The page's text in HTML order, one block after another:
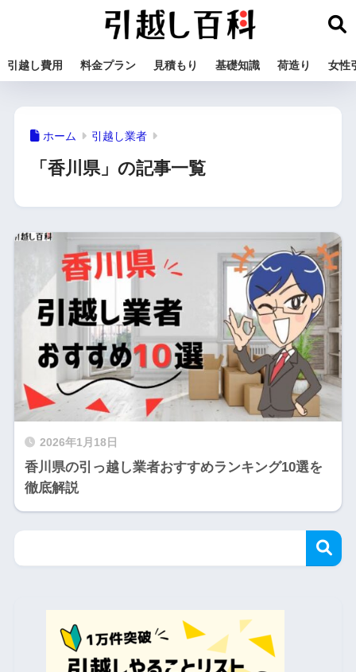
引越し費用 料金プラン 見積もり 基礎知識 荷造り 女性
ホーム 引越し業者
「香川県」の記事一覧
2026年1月18日
香川県の引っ越し業者おすすめランキング10選を
徹底解説